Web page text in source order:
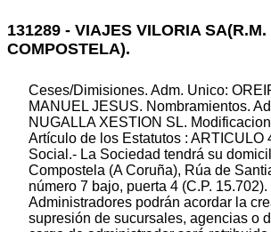
131289 - VIAJES VILORIA
COMPOSTELA).
Ceses/Dimisiones. Adm. Unico:
MANUEL JESUS. Nombramientos.
NUGALLA XESTION SL.
Artículo de los Estatutos : ARTICULO
Social.- La Sociedad tendrá su
Compostela (A Coruña), Rúa de
número 7 bajo, puerta 4 (C.P. 15.702).
Administradores podrán acordar la
supresión de sucursales, agencias o